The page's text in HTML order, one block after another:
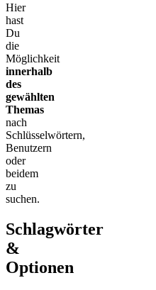
Hier
hast
Du
die
Möglichkeit
innerhalb
des
gewählten
Themas
nach
Schlüsselwörtern,
Benutzern
oder
beidem
zu
suchen.
Schlagwörter
&
Optionen